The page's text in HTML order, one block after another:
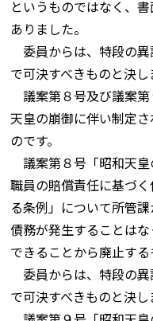
というものではなく、
ありました。
委員からは、特段の
で可決すべきものと決し
議案第８号及び議案
天皇の崩御に伴い制定
のです。
議案第８号「昭和天
職員の賠償責任に基づ
る条例」について所管
債務が発生することは
できることから廃止する
委員からは、特段の
で可決すべきものと決し